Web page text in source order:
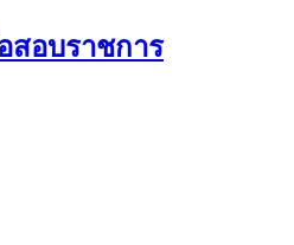
สอบราชการ